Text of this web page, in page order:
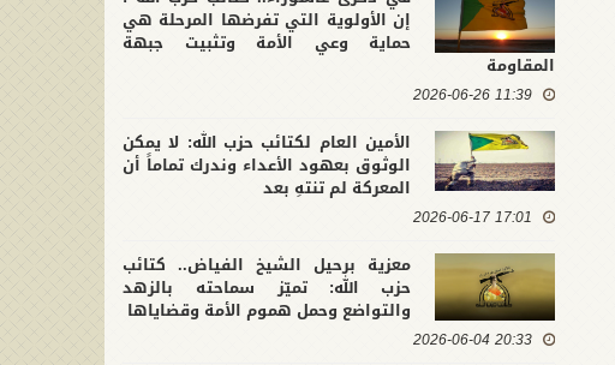
إن الأولوية التي تفرضها المرحلة هي
حماية وعي الأمة وتثبيت جبهة
المقاومة
11:39 2026-06-26
الأمين العام لكتائب حزب الله: لا يمكن
الوثوق بعهود الأعداء وندرك تماماً أن
المعركة لم تنتهِ بعد
17:01 2026-06-17
معزية برحيل الشيخ الفياض.. كتائب
حزب الله: تميّز سماحته بالزهد
والتواضع وحمل هموم الأمة وقضاياها
20:33 2026-06-04